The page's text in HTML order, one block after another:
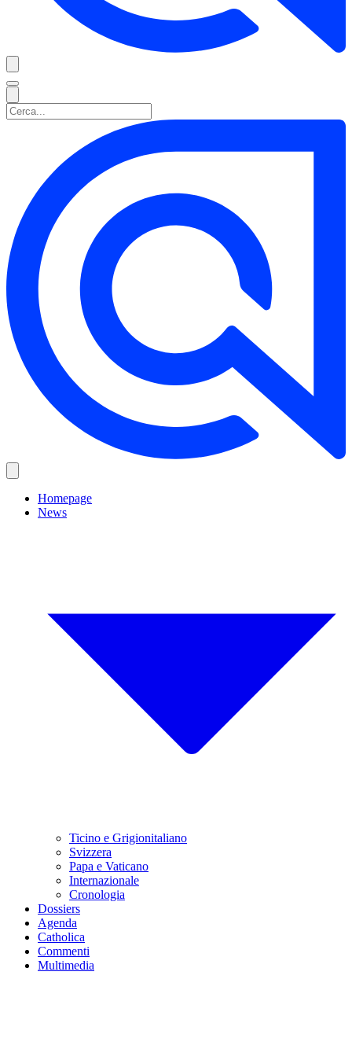
Homepage
News
Ticino e Grigionitaliano
Svizzera
Papa e Vaticano
Internazionale
Cronologia
Dossiers
Agenda
Catholica
Commenti
Multimedia